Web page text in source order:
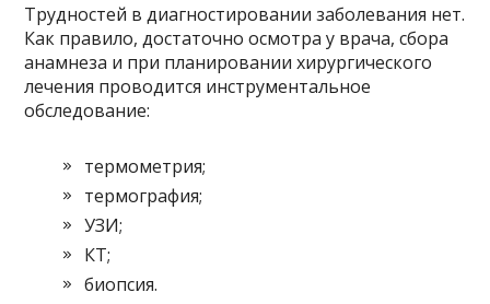
Трудностей в диагностировании заболевания нет.
Как правило, достаточно осмотра у врача, сбора
анамнеза и при планировании хирургического
лечения проводится инструментальное
обследование:
термометрия;
термография;
УЗИ;
КТ;
биопсия.